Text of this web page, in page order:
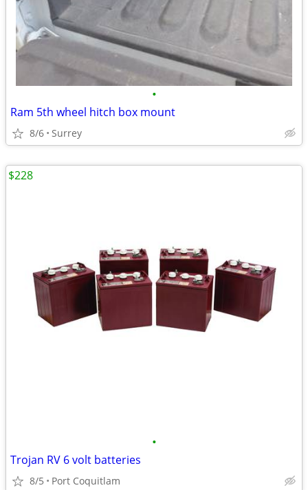
•
Ram 5th wheel hitch box mount
8/6 Surrey
•
Trojan RV 6 volt batteries
8/5 Port Coquitlam
$228